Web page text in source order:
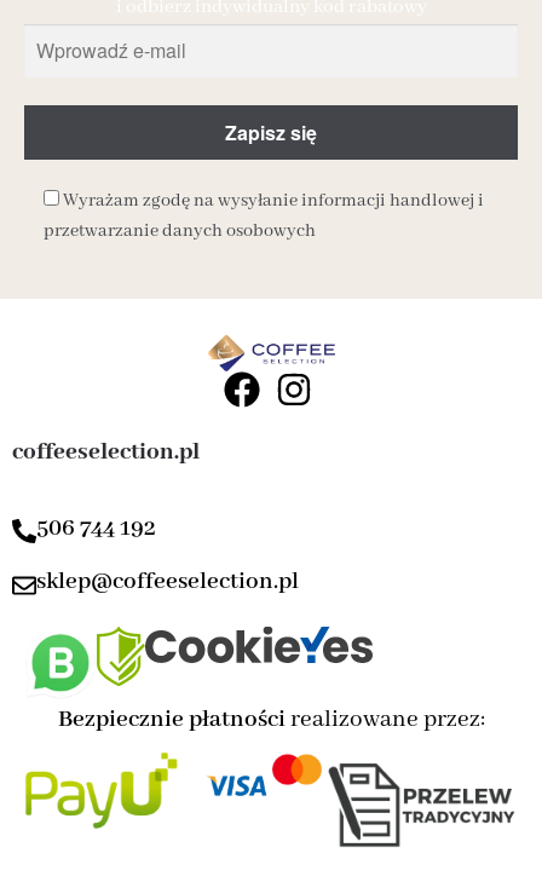
i odbierz indywidualny kod rabatowy
Wyrażam zgodę na wysyłanie informacji handlowej i
przetwarzanie danych osobowych
coffeeselection.pl
506 744 192
sklep@coffeeselection.pl
Bezpiecznie płatnościrealizowane przez: